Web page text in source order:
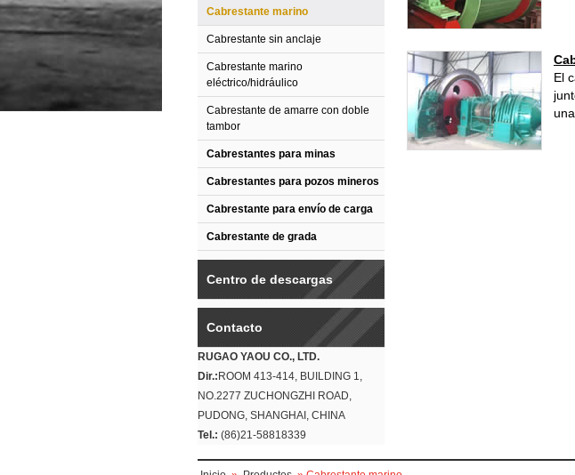
Cabrestante marino
Cabrestante sin anclaje
Cabrestante marino
eléctrico/hidráulico
Cabrestante de amarre con doble
tambor
Cabrestantes para minas
Cabrestantes para pozos mineros
Cabrestante para envío de carga
Cabrestante de grada
Centro de descargas
Contacto
RUGAO YAOU CO., LTD.
Dir.: ROOM 413-414, BUILDING 1,
NO.2277 ZUCHONGZHI ROAD,
PUDONG, SHANGHAI, CHINA
Tel.: (86)21-58818339
El